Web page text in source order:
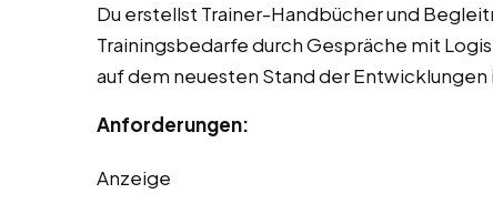
Du erstellst Trainer-Handbücher und
Trainingsbedarfe durch Gespräche mit
auf dem neuesten Stand der
Anforderungen:
Anzeige